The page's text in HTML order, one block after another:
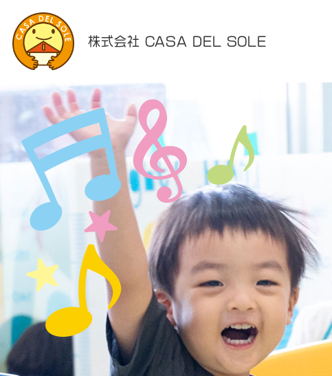
株式会社 CASA DEL SOLE